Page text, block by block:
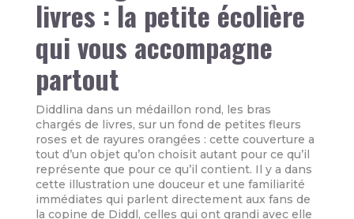
livres : la petite écolière
qui vous accompagne
partout
Diddlina dans un médaillon rond, les bras
chargés de livres, sur un fond de petites fleurs
roses et de rayures orangées : cette couverture a
tout d’un objet qu’on choisit autant pour ce qu’il
représente que pour ce qu’il contient. Il y a dans
cette illustration une douceur et une familiarité
immédiates qui parlent directement aux fans de
la copine de Diddl, celles qui ont grandi avec elle